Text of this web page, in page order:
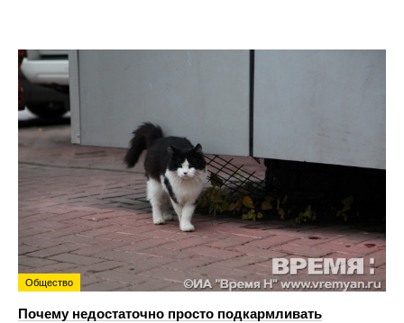
Общество
Почему недостаточно просто подкармливать